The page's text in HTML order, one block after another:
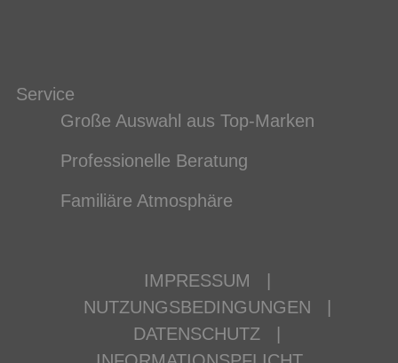
Service
Große Auswahl aus Top-Marken
Professionelle Beratung
Familiäre Atmosphäre
IMPRESSUM
NUTZUNGSBEDINGUNGEN
DATENSCHUTZ